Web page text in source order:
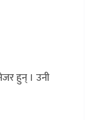
हुन् । उनी